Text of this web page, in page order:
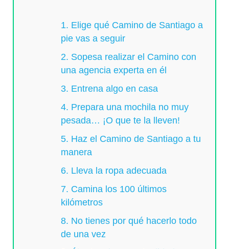
1. Elige qué Camino de Santiago a
pie vas a seguir
2. Sopesa realizar el Camino con
una agencia experta en él
3. Entrena algo en casa
4. Prepara una mochila no muy
pesada… ¡O que te la lleven!
5. Haz el Camino de Santiago a tu
manera
6. Lleva la ropa adecuada
7. Camina los 100 últimos
kilómetros
8. No tienes por qué hacerlo todo
de una vez